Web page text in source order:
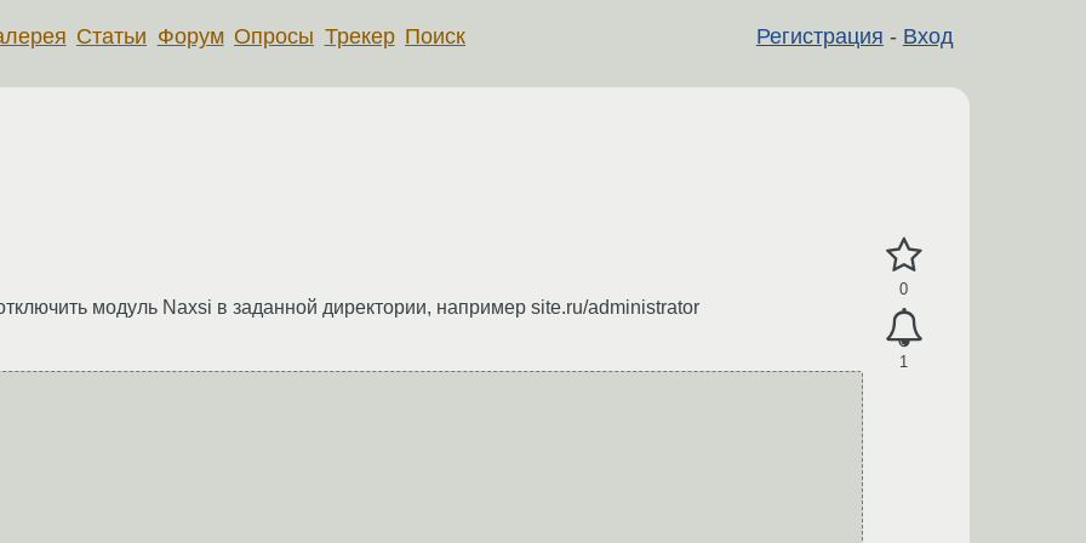
Регистрация - Вход
Статьи Форум Опросы Трекер Поиск
0
1
модуль Naxsi в заданной директории, например site.ru/administrator